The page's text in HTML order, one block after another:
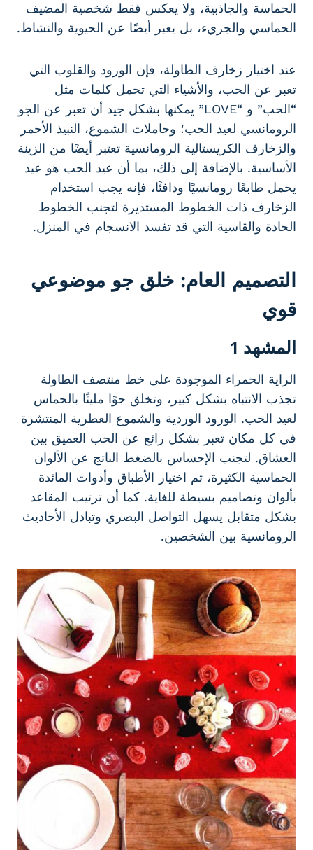
الحماسة والجاذبية، ولا يعكس فقط شخصية المضيف
الحماسي والجريء، بل يعبر أيضًا عن الحيوية والنشاط.
عند اختيار زخارف الطاولة، فإن الورود والقلوب التي
تعبر عن الحب، والأشياء التي تحمل كلمات مثل
“الحب” و “LOVE” يمكنها بشكل جيد أن تعبر عن الجو
الرومانسي لعيد الحب؛ وحاملات الشموع، النبيذ الأحمر
والزخارف الكريستالية الرومانسية تعتبر أيضًا من الزينة
الأساسية. بالإضافة إلى ذلك، بما أن عيد الحب هو عيد
يحمل طابعًا رومانسيًا ودافئًا، فإنه يجب استخدام
الزخارف ذات الخطوط المستديرة لتجنب الخطوط
الحادة والقاسية التي قد تفسد الانسجام في المنزل.
التصميم العام: خلق جو موضوعي
قوي
المشهد 1
الراية الحمراء الموجودة على خط منتصف الطاولة
تجذب الانتباه بشكل كبير، وتخلق جوًا مليئًا بالحماس
لعيد الحب. الورود الوردية والشموع العطرية المنتشرة
في كل مكان تعبر بشكل رائع عن الحب العميق بين
العشاق. لتجنب الإحساس بالضغط الناتج عن الألوان
الحماسية الكثيرة، تم اختيار الأطباق وأدوات المائدة
بألوان وتصاميم بسيطة للغاية. كما أن ترتيب المقاعد
بشكل متقابل يسهل التواصل البصري وتبادل الأحاديث
الرومانسية بين الشخصين.